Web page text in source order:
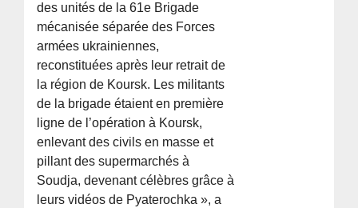
des unités de la 61e Brigade
mécanisée séparée des Forces
armées ukrainiennes,
reconstituées après leur retrait de
la région de Koursk. Les militants
de la brigade étaient en première
ligne de l’opération à Koursk,
enlevant des civils en masse et
pillant des supermarchés à
Soudja, devenant célèbres grâce à
leurs vidéos de Pyaterochka », a